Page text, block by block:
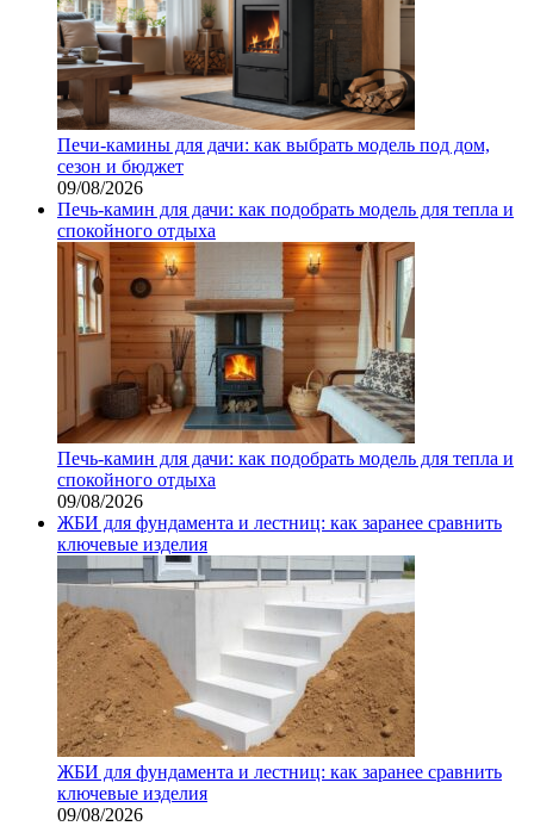
Печи-камины для дачи: как выбрать модель под дом,
сезон и бюджет
09/08/2026
Печь-камин для дачи: как подобрать модель для тепла и
спокойного отдыха
Печь-камин для дачи: как подобрать модель для тепла и
спокойного отдыха
09/08/2026
ЖБИ для фундамента и лестниц: как заранее сравнить
ключевые изделия
ЖБИ для фундамента и лестниц: как заранее сравнить
ключевые изделия
09/08/2026